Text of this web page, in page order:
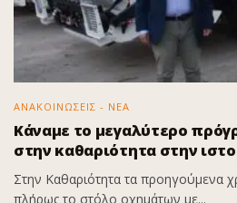
ΑΝΑΚΟΙΝΩΣΕΙΣ - ΝΕΑ
Κάναμε το μεγαλύτερο
στην καθαριότητα στην
Στην Καθαριότητα τα προηγούμενα
πλήρως το στόλο οχημάτων με...